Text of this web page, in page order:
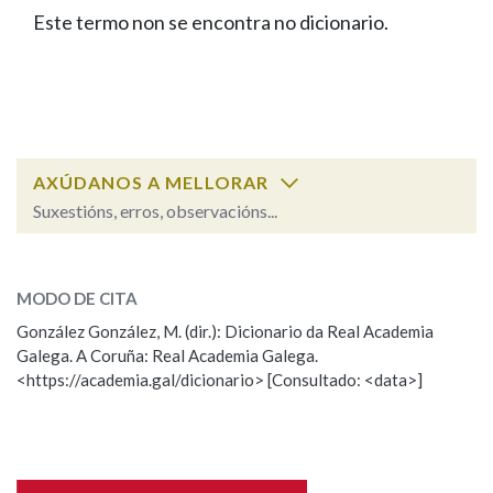
FIGURAS HOMENAXEADAS
PORTAL DAS PALABRAS
Facebook
TwitterYoutubeInstagram
Bluesky
BUSCAR NOS LEMAS
Remata por
BUSCAR NO CONTIDO
Nas definicións
Este termo non se encontra no dicionario.
AXÚDANOS A MELLORAR
Suxestións, erros, observacións...
Observación
Nome
MODO DE CITA
González González, M. (dir.): Dicionario da Real Academia
Galega. A Coruña: Real Academia Galega.
<https://academia.gal/dicionario> [Consultado: <data>]